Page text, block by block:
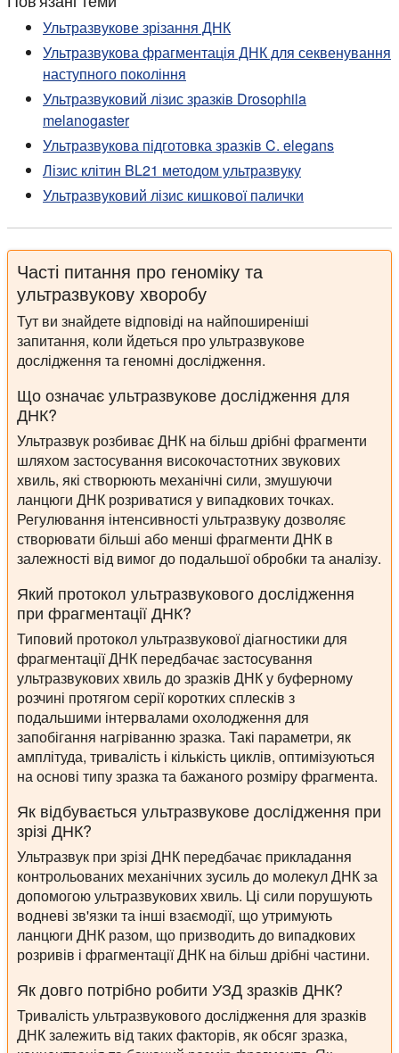
Ультразвукове зрізання ДНК
Ультразвукова фрагментація ДНК для секвенування
наступного покоління
Ультразвуковий лізис зразків Drosophila
melanogaster
Ультразвукова підготовка зразків C. elegans
Лізис клітин BL21 методом ультразвуку
Ультразвуковий лізис кишкової палички
Часті питання про геноміку та
ультразвукову хворобу
Тут ви знайдете відповіді на найпоширеніші
запитання, коли йдеться про ультразвукове
дослідження та геномні дослідження.
Що означає ультразвукове дослідження для
ДНК?
Ультразвук розбиває ДНК на більш дрібні фрагменти
шляхом застосування високочастотних звукових
хвиль, які створюють механічні сили, змушуючи
ланцюги ДНК розриватися у випадкових точках.
Регулювання інтенсивності ультразвуку дозволяє
створювати більші або менші фрагменти ДНК в
залежності від вимог до подальшої обробки та аналізу.
Який протокол ультразвукового дослідження
при фрагментації ДНК?
Типовий протокол ультразвукової діагностики для
фрагментації ДНК передбачає застосування
ультразвукових хвиль до зразків ДНК у буферному
розчині протягом серії коротких сплесків з
подальшими інтервалами охолодження для
запобігання нагріванню зразка. Такі параметри, як
амплітуда, тривалість і кількість циклів, оптимізуються
на основі типу зразка та бажаного розміру фрагмента.
Як відбувається ультразвукове дослідження при
зрізі ДНК?
Ультразвук при зрізі ДНК передбачає прикладання
контрольованих механічних зусиль до молекул ДНК за
допомогою ультразвукових хвиль. Ці сили порушують
водневі зв'язки та інші взаємодії, що утримують
ланцюги ДНК разом, що призводить до випадкових
розривів і фрагментації ДНК на більш дрібні частини.
Як довго потрібно робити УЗД зразків ДНК?
Тривалість ультразвукового дослідження для зразків
ДНК залежить від таких факторів, як обсяг зразка,